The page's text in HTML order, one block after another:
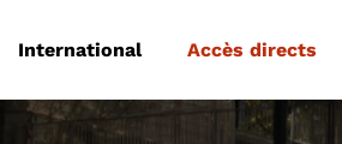
International Accès directs